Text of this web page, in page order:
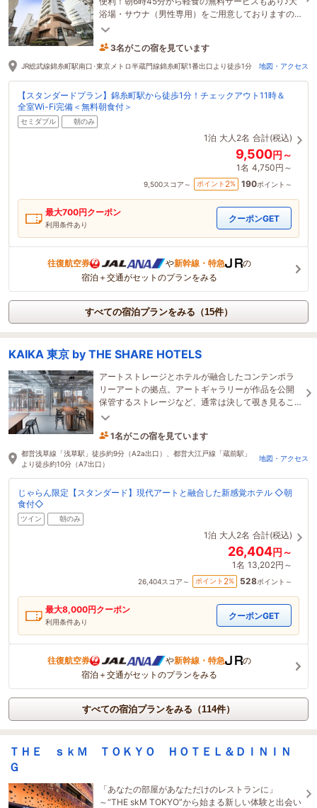
浴場・サウナ（男性専用）をご用意しておりますの
で、疲れた身体をゆったりと癒していただけます。
3時間前に予約されました
JR総武線錦糸町駅南口･東京メトロ半蔵門線錦糸町駅1番出口より徒歩1分 地図・アクセス
【スタンダードプラン】錦糸町駅から徒歩1分！チェックアウト11時＆
全室Wi-Fi完備＜無料朝食付＞
セミダブル 朝のみ
1泊 大人2名 合計(税込)
9,500円～
1名 4,750円～
9,500スコア～ ポイント 2% 190ポイント～
最大700円クーポン
利用条件あり
クーポンGET
往復航空券 や新幹線・特急
の
宿泊＋交通がセットのプランをみる
すべての宿泊プランをみる（15件）
KAIKA 東京 by THE SHARE HOTELS
アートストレージとホテルが融合したコンテンポラ
リーアートの拠点。アートギャラリーが作品を公開
保管するストレージなど、通常は決して覗き見るこ
とができないアートシーンの裏側をお楽しみくださ
22時間前に予約されました
都営浅草線「浅草駅」徒歩約9分（A2a出口）、都営大江戸線「蔵前駅」
より徒歩約10分（A7出口）
地図・アクセス
じゃらん限定【スタンダード】現代アートと融合した新感覚ホテル ◇朝
食付◇
ツイン 朝のみ
1泊 大人2名 合計(税込)
26,404円～
1名 13,202円～
26,404スコア～ ポイント 2% 528ポイント～
最大8,000円クーポン
利用条件あり
クーポンGET
往復航空券 や新幹線・特急
の
宿泊＋交通がセットのプランをみる
すべての宿泊プランをみる（114件）
ＴＨＥ ｓｋＭ ＴＯＫＹＯ ＨＯＴＥＬ＆ＤＩＮＩＮ
Ｇ
「あなたの部屋があなただけのレストランに」
～“THE skM TOKYO”から始まる新しい体験と出会い